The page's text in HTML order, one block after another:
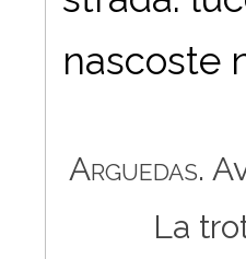
nascoste
Arguedas.
La